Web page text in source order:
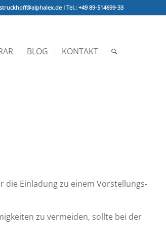
I Tel.: +49 89-514699-33
BLOG KONTAKT
die Einladung zu einem Vor­stellungs­
zu vermeiden, sollte bei der